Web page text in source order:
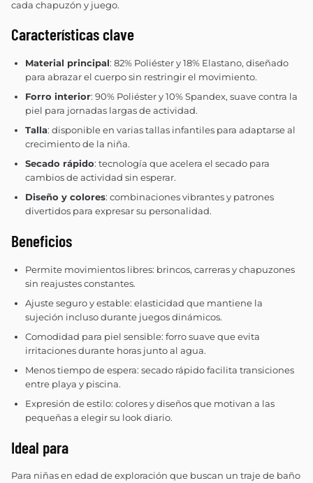
cada chapuzón y juego.
Características clave
Material principal: 82% Poliéster y 18% Elastano, diseñado
para abrazar el cuerpo sin restringir el movimiento.
Forro interior: 90% Poliéster y 10% Spandex, suave contra la
piel para jornadas largas de actividad.
Talla: disponible en varias tallas infantiles para adaptarse al
crecimiento de la niña.
Secado rápido: tecnología que acelera el secado para
cambios de actividad sin esperar.
Diseño y colores: combinaciones vibrantes y patrones
divertidos para expresar su personalidad.
Beneficios
Permite movimientos libres: brincos, carreras y chapuzones
sin reajustes constantes.
Ajuste seguro y estable: elasticidad que mantiene la
sujeción incluso durante juegos dinámicos.
Comodidad para piel sensible: forro suave que evita
irritaciones durante horas junto al agua.
Menos tiempo de espera: secado rápido facilita transiciones
entre playa y piscina.
Expresión de estilo: colores y diseños que motivan a las
pequeñas a elegir su look diario.
Ideal para
Para niñas en edad de exploración que buscan un traje de baño